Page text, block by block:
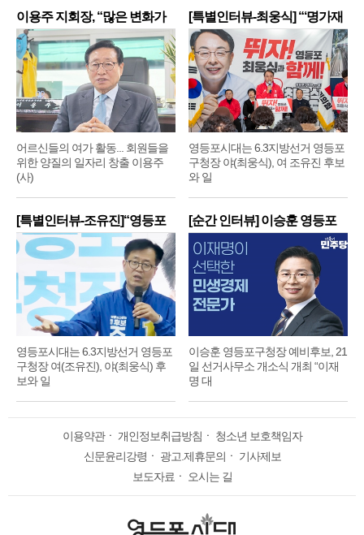
이용주 지회장, “많은 변화가
어르신들의 여가 활동... 회원들을
위한 양질의 일자리 창출 이용주
(사)
[특별인터뷰-최웅식] “‘명가재
영등포시대는 6.3지방선거 영등포
구청장 야(최웅식), 여 조유진 후보
와 일
[특별인터뷰-조유진]“영등포
구
영등포시대는 6.3지방선거 영등포
구청장 여(조유진), 야(최웅식) 후
보와 일
[순간 인터뷰] 이승훈 영등포
구
이승훈 영등포구청장 예비후보, 21
일 선거사무소 개소식 개최 “이재
명 대
이용약관ㆍ 개인정보취급방침 ㆍ 청소년 보호책임자
신문윤리강령 ㆍ 광고.제휴문의 ㆍ 기사제보
보도자료ㆍ 오시는 길